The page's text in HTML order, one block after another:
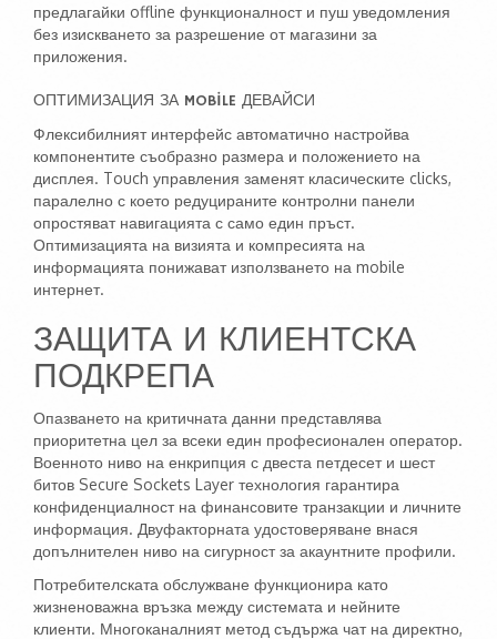
предлагайки offline функционалност и пуш уведомления
без изискването за разрешение от магазини за
приложения.
ОПТИМИЗАЦИЯ ЗА MOBILE ДЕВАЙСИ
Флексибилният интерфейс автоматично настройва
компонентите съобразно размера и положението на
дисплея. Touch управления заменят класическите clicks,
паралелно с което редуцираните контролни панели
опростяват навигацията с само един пръст.
Оптимизацията на визията и компресията на
информацията понижават използването на mobile
интернет.
ЗАЩИТА И КЛИЕНТСКА
ПОДКРЕПА
Опазването на критичната данни представлява
приоритетна цел за всеки един професионален оператор.
Военното ниво на енкрипция с двеста петдесет и шест
битов Secure Sockets Layer технология гарантира
конфиденциалност на финансовите транзакции и личните
информация. Двуфакторната удостоверяване внася
допълнителен ниво на сигурност за акаунтните профили.
Потребителската обслужване функционира като
жизненоважна връзка между системата и нейните
клиенти. Многоканалният метод съдържа чат на директно,